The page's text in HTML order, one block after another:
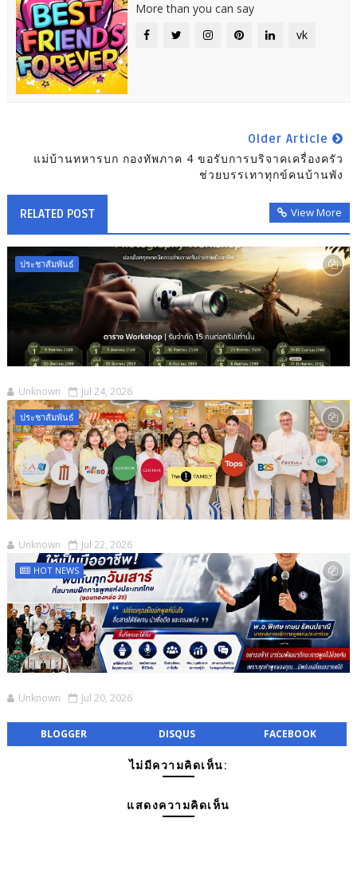
More than you can say
vk
Older Article
แม่บ้านทหารบก กองทัพภาค 4 ขอรับการบริจาคเครื่องครัว
ช่วยบรรเทาทุกข์คนบ้านพัง
RELATED POST View More
ประชาสัมพันธ์
Unknown Jul 24, 2026
ประชาสัมพันธ์
Unknown Jul 22, 2026
HOT NEWS
Unknown Jul 20, 2026
BLOGGER DISQUS FACEBOOK
ไม่มีความคิดเห็น:
แสดงความคิดเห็น